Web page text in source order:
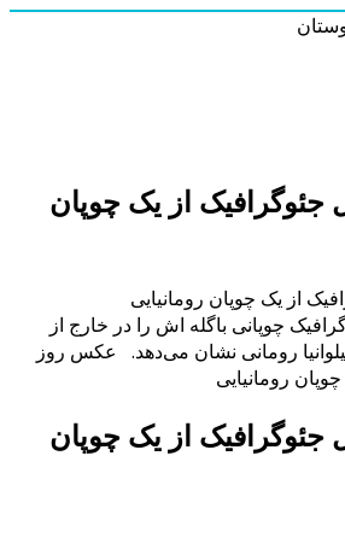
از یک چوپان
از یک چوپان رومانیایی
چوپانی باگله اش را در خارج از
رومانی نشان می‌دهد. عکس روز
رومانیایی
از یک چوپان